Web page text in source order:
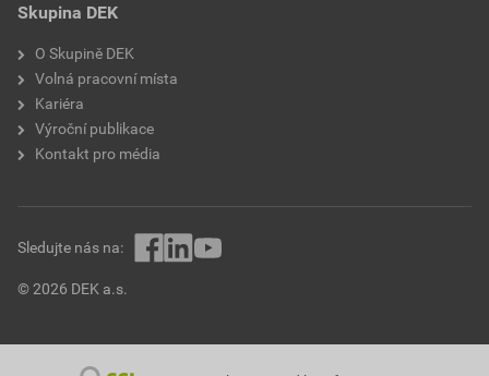
Skupina DEK
O Skupině DEK
Volná pracovní místa
Kariéra
Výroční publikace
Kontakt pro média
© 2026 DEK a.s.
Sledujte nás na: